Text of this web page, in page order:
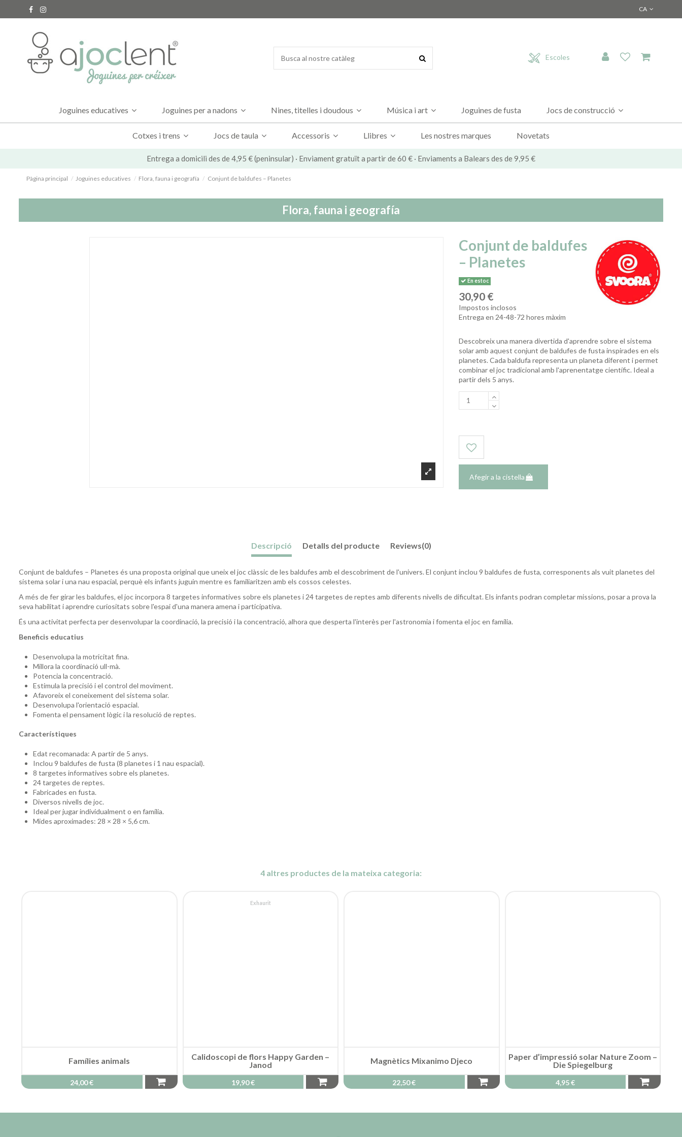
CA
Escoles
Joguines educatives Joguines per a nadons Nines, titelles i doudous Música i art Joguines de fusta Jocs de construcció
Cotxes i trens Jocs de taula Accessoris Llibres Les nostres marques Novetats
Entrega a domicili des de 4,95 € (peninsular) · Enviament gratuït a partir de 60 € · Enviaments a Balears des de 9,95 €
Pàgina principal Joguines educatives Flora, fauna i geografía Conjunt de baldufes – Planetes
Flora, fauna i geografía
Conjunt de baldufes
– Planetes
En estoc
30,90 €
Impostos inclosos
Entrega en 24-48-72 hores màxim
Descobreix una manera divertida d'aprendre sobre el sistema
solar amb aquest conjunt de baldufes de fusta inspirades en els
planetes. Cada baldufa representa un planeta diferent i permet
combinar el joc tradicional amb l'aprenentatge científic. Ideal a
partir dels 5 anys.
Afegir a la cistella
Descripció Detalls del producte Reviews(0)
Conjunt de baldufes – Planetes és una proposta original que uneix el joc clàssic de les baldufes amb el descobriment de l'univers. El conjunt inclou 9 baldufes de fusta, corresponents als vuit planetes del
sistema solar i una nau espacial, perquè els infants juguin mentre es familiaritzen amb els cossos celestes.
A més de fer girar les baldufes, el joc incorpora 8 targetes informatives sobre els planetes i 24 targetes de reptes amb diferents nivells de dificultat. Els infants podran completar missions, posar a prova la
seva habilitat i aprendre curiositats sobre l'espai d'una manera amena i participativa.
És una activitat perfecta per desenvolupar la coordinació, la precisió i la concentració, alhora que desperta l'interès per l'astronomia i fomenta el joc en família.
Beneficis educatius
Desenvolupa la motricitat fina.
Millora la coordinació ull-mà.
Potencia la concentració.
Estimula la precisió i el control del moviment.
Afavoreix el coneixement del sistema solar.
Desenvolupa l'orientació espacial.
Fomenta el pensament lògic i la resolució de reptes.
Característiques
Edat recomanada: A partir de 5 anys.
Inclou 9 baldufes de fusta (8 planetes i 1 nau espacial).
8 targetes informatives sobre els planetes.
24 targetes de reptes.
Fabricades en fusta.
Diversos nivells de joc.
Ideal per jugar individualment o en família.
Mides aproximades: 28 × 28 × 5,6 cm.
4 altres productes de la mateixa categoria:
Famílies animals
24,00 €
Exhaurit
Calidoscopi de flors Happy Garden –
Janod
19,90 €
Magnètics Mixanimo Djeco
22,50 €
Paper d’impressió solar Nature Zoom –
Die Spiegelburg
4,95 €